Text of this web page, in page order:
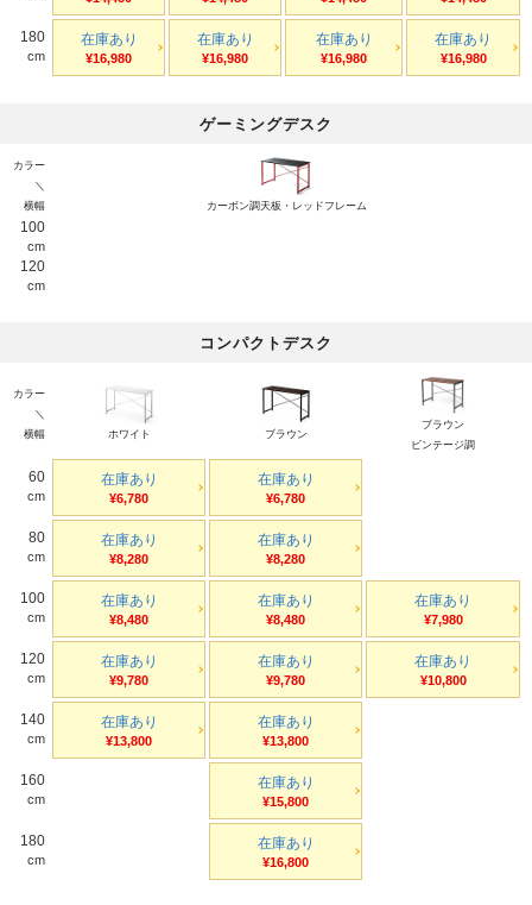
180
cm
在庫あり
¥16,980
在庫あり
¥16,980
在庫あり
¥16,980
在庫あり
¥16,980
ゲーミングデスク
カラー
＼
横幅
カーボン調天板・レッドフレーム
100
cm
120
cm
コンパクトデスク
カラー
＼
横幅
ホワイト ブラウン
ブラウン
ビンテージ調
60
cm
在庫あり
¥6,780
在庫あり
¥6,780
80
cm
在庫あり
¥8,280
在庫あり
¥8,280
100
cm
在庫あり
¥8,480
在庫あり
¥8,480
在庫あり
¥7,980
120
cm
在庫あり
¥9,780
在庫あり
¥9,780
在庫あり
¥10,800
140
cm
在庫あり
¥13,800
在庫あり
¥13,800
160
cm
在庫あり
¥15,800
180
cm
在庫あり
¥16,800